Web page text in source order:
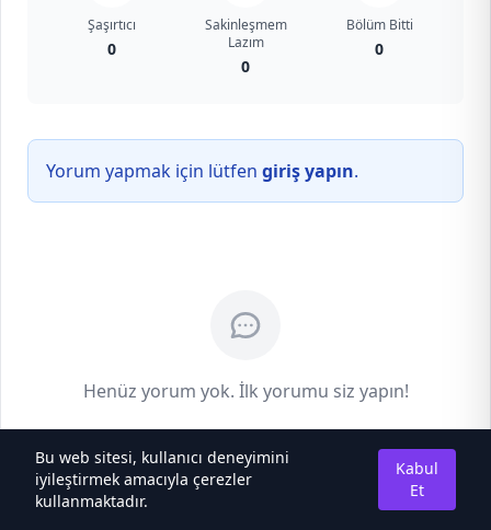
Şaşırtıcı
0
Sakinleşmem
Lazım
0
Bölüm Bitti
0
Yorum yapmak için lütfen giriş yapın.
Henüz yorum yok. İlk yorumu siz yapın!
Bu web sitesi, kullanıcı deneyimini
iyileştirmek amacıyla çerezler
kullanmaktadır.
Kabul
Et